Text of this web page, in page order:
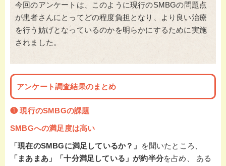
今回のアンケートは、このように現行のSMBGの問題点
が患者さんにとってどの程度負担となり、より良い治療
を行う妨げとなっているのかを明らかにするために実施
されました。
アンケート調査結果のまとめ
❶ 現行のSMBGの課題
SMBGへの満足度は高い
「現在のSMBGに満足しているか？」
を聞いたところ、
「まあまあ」「十分満足している」が約半分を占め、 ある